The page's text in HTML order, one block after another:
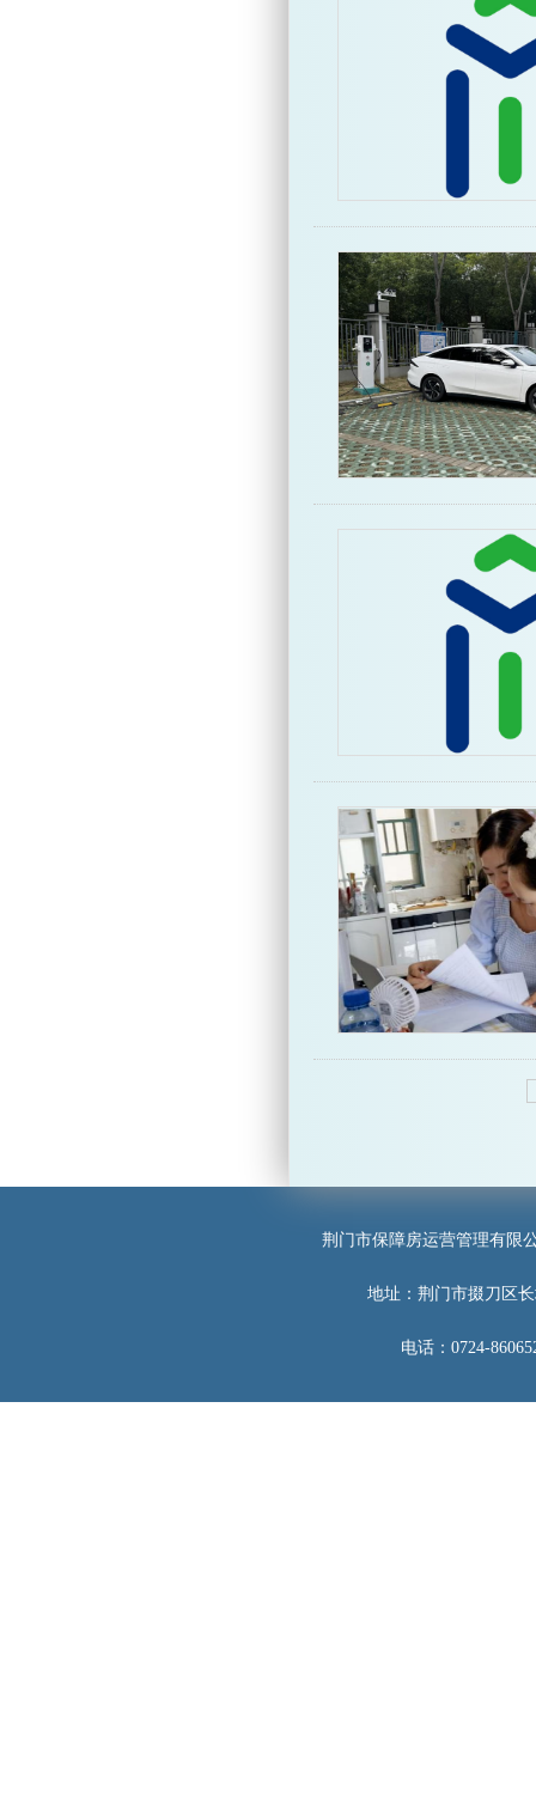
荆门市保障房运营管理有限
地址：荆门市掇刀区
电话：0724-